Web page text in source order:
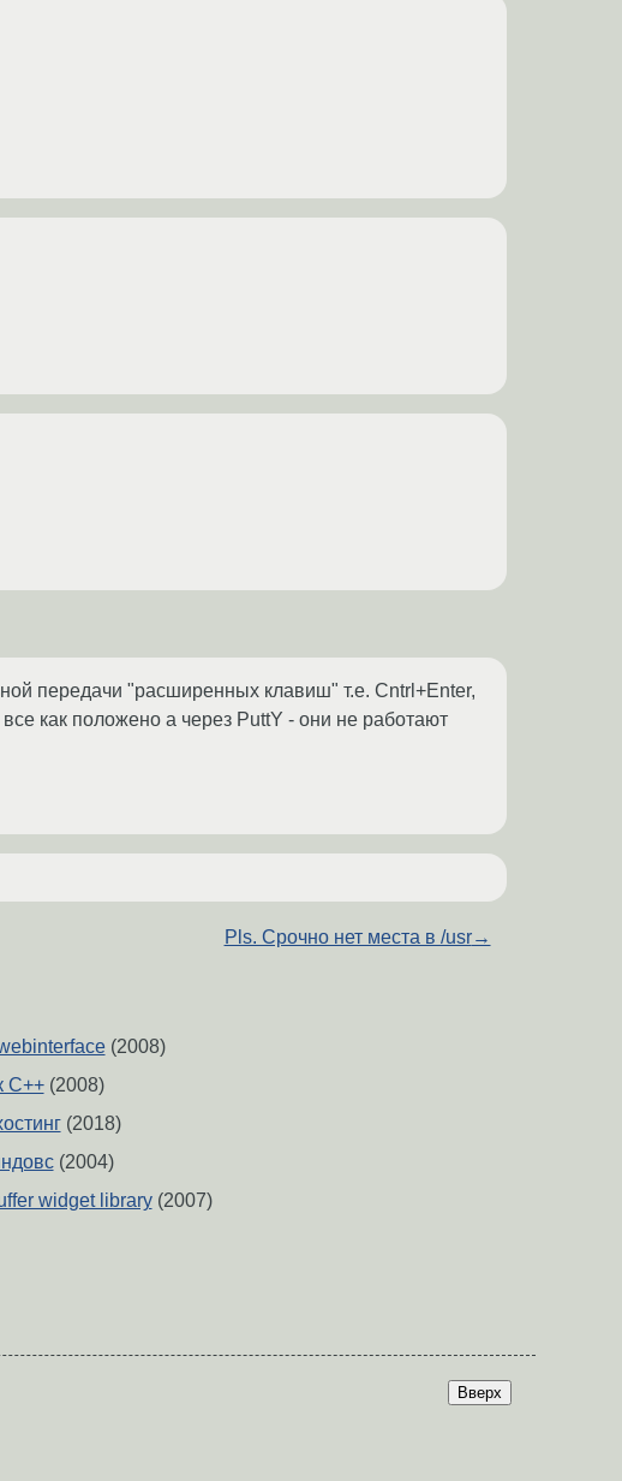
передачи "расширенных клавиш" т.е. Cntrl+Enter,
как положено а через PuttY - они не работают
Pls. Срочно нет места в /usr→
(2008)
С++(2008)
(2018)
(2004)
widget library(2007)
Вверх